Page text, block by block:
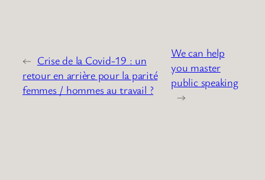
← Crise de la Covid-19 : un
retour en arrière pour la parité
femmes / hommes au travail ?
We can help
you master
public speaking
→